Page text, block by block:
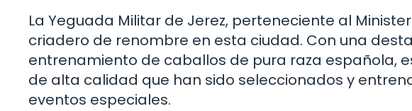
La Yeguada Militar de Jerez, perteneciente al
criadero de renombre en esta ciudad. Con una
entrenamiento de caballos de pura raza española,
de alta calidad que han sido seleccionados y
eventos especiales.